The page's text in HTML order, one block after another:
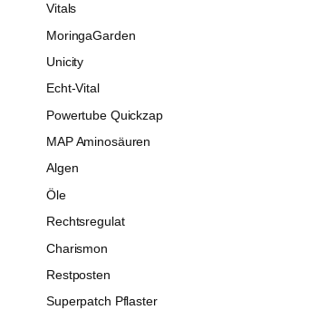
Vitals
MoringaGarden
Unicity
Echt-Vital
Powertube Quickzap
MAP Aminosäuren
Algen
Öle
Rechtsregulat
Charismon
Restposten
Superpatch Pflaster